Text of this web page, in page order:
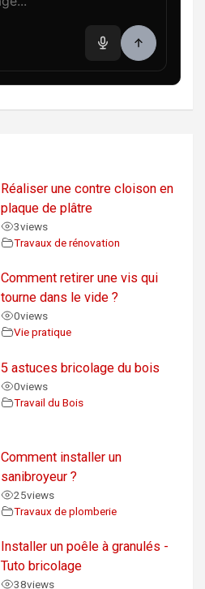
Réaliser une contre cloison en
plaque de plâtre
3views
Travaux de rénovation
Comment retirer une vis qui
tourne dans le vide ?
0views
Vie pratique
5 astuces bricolage du bois
0views
Travail du Bois
Comment installer un
sanibroyeur ?
25views
Travaux de plomberie
Installer un poêle à granulés -
Tuto bricolage
38views